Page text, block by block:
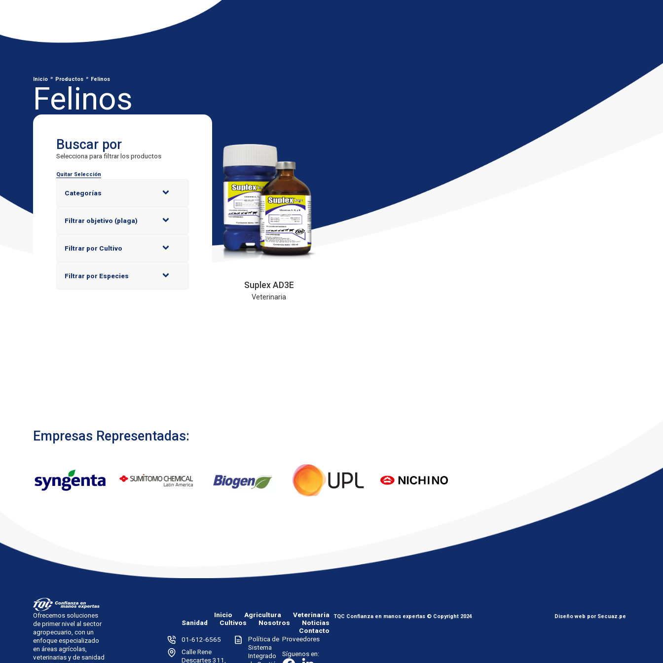
Inicio » Productos » Felinos
Felinos
Buscar por
Selecciona para filtrar los productos
Quitar Selección
Categorías
Filtrar objetivo (plaga)
Filtrar por Cultivo
Filtrar por Especies
Suplex AD3E
Veterinaria
Empresas Representadas:
Ofrecemos soluciones
de primer nivel al sector
agropecuario, con un
enfoque especializado
en áreas agrícolas,
veterinarias y de sanidad
Inicio Agricultura
Veterinaria
Sanidad
Cultivos Nosotros
Noticias
Contacto
01-612-6565
Calle Rene
Descartes 311,
Política de
Sistema
Integrado
Proveedores
Síguenos en:
TQC Confianza en manos expertas © Copyright 2024 Diseño web por Secuaz.pe